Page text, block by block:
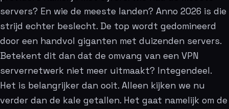
servers? En wie de meeste landen? Anno 2026 is die
strijd echter beslecht. De top wordt gedomineerd
door een handvol giganten met duizenden servers.
Betekent dit dan dat de omvang van een VPN
servernetwerk niet meer uitmaakt? Integendeel.
Het is belangrijker dan ooit. Alleen kijken we nu
verder dan de kale getallen. Het gaat namelijk om de